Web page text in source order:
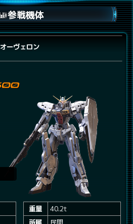
参戦機体
オーヴェロン
重量
40.2t